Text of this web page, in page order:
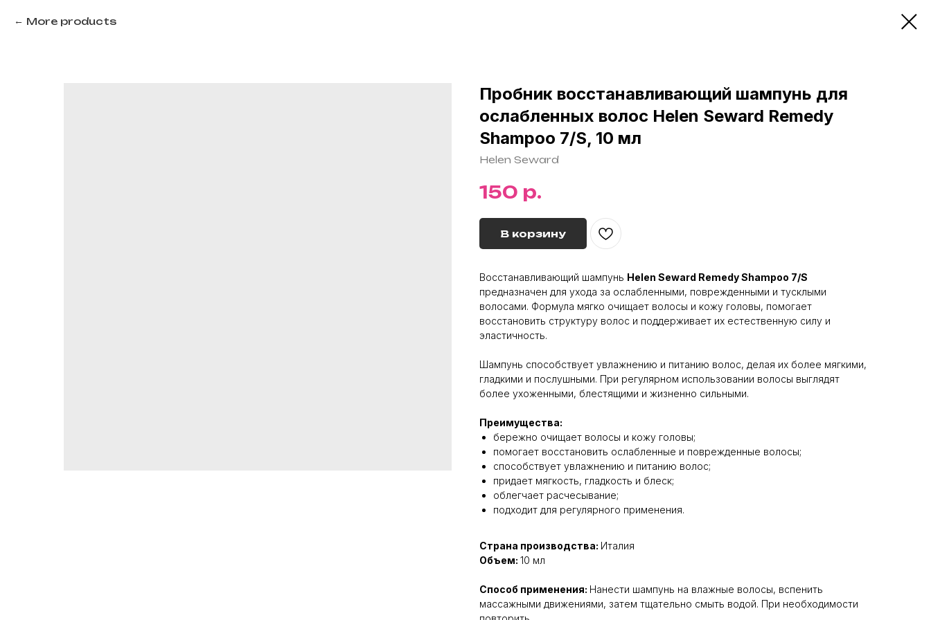
More products
Пробник восстанавливающий шампунь для
ослабленных волос Helen Seward Remedy
Shampoo 7/S, 10 мл
Helen Seward
150 р.
В корзину
Восстанавливающий шампунь Helen Seward Remedy Shampoo 7/S
предназначен для ухода за ослабленными, поврежденными и тусклыми
волосами. Формула мягко очищает волосы и кожу головы, помогает
восстановить структуру волос и поддерживает их естественную силу и
эластичность.
Шампунь способствует увлажнению и питанию волос, делая их более мягкими,
гладкими и послушными. При регулярном использовании волосы выглядят
более ухоженными, блестящими и жизненно сильными.
Преимущества:
бережно очищает волосы и кожу головы;
помогает восстановить ослабленные и поврежденные волосы;
способствует увлажнению и питанию волос;
придает мягкость, гладкость и блеск;
облегчает расчесывание;
подходит для регулярного применения.
Страна производства: Италия
Объем: 10 мл
Способ применения: Нанести шампунь на влажные волосы, вспенить
массажными движениями, затем тщательно смыть водой. При необходимости